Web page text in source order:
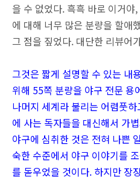
을 수 없었다. 흑흑 바로 이거
에 대해 너무 많은 분량을 할애
그 점을 짚었다. 대단한 리뷰어
그것은 짧게 설명할 수 있는 내
위해 55쪽 분량을 야구 전문 용
나머지 세계라 불리는 어렴풋
에 사는 독자들을 대신해서 가
야구에 심취한 것은 전혀 나쁜
숙한 수준에서 야구 이야기를
를 돋우었을 것이다. 하지만 장